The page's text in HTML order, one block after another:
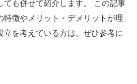
ても併せて紹介します。 この記事
特徴やメリット・デメリットが理
立を考えている方は、ぜひ参考に